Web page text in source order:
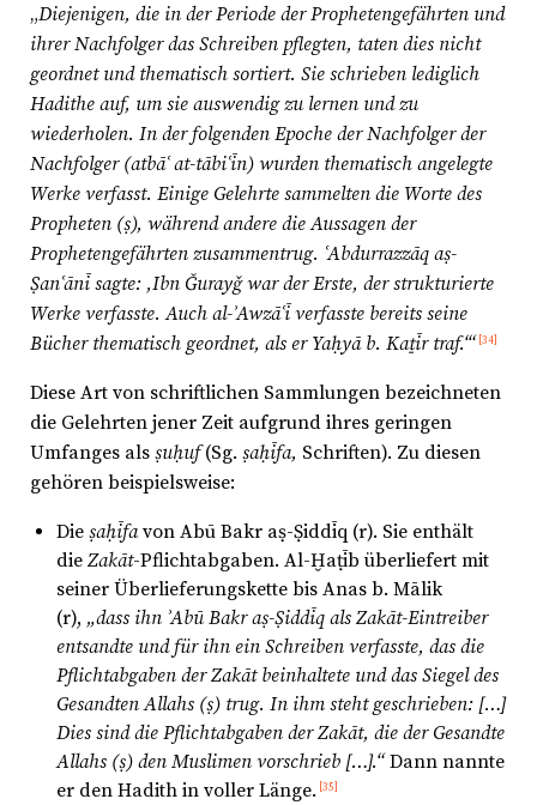
„Diejenigen, die in der Periode der Prophetengefährten und
ihrer Nachfolger das Schreiben pflegten, taten dies nicht
geordnet und thematisch sortiert. Sie schrieben lediglich
Hadithe auf, um sie auswendig zu lernen und zu
wiederholen. In der folgenden Epoche der Nachfolger der
Nachfolger (atbāʿ at-tābiʿīn) wurden thematisch angelegte
Werke verfasst. Einige Gelehrte sammelten die Worte des
Propheten (ṣ), während andere die Aussagen der
Prophetengefährten zusammentrug. ʿAbdurrazzāq aṣ-
Ṣanʿānī sagte: ‚Ibn Ǧurayǧ war der Erste, der strukturierte
Werke verfasste. Auch al-ʾAwzāʿī verfasste bereits seine
Bücher thematisch geordnet, als er Yaḥyā b. Kaṯīr traf.‘“ [34]
Diese Art von schriftlichen Sammlungen bezeichneten
die Gelehrten jener Zeit aufgrund ihres geringen
Umfanges als ṣuḥuf(Sg. ṣaḥīfa, Schriften). Zu diesen
gehören beispielsweise:
Die ṣaḥīfavon Abū Bakr aṣ-Ṣiddīq (r). Sie enthält
die Zakāt-Pflichtabgaben. Al-Ḫaṭīb überliefert mit
seiner Überlieferungskette bis Anas b. Mālik
(r), „dass ihn ʾAbū Bakr aṣ-Ṣiddīq als Zakāt-Eintreiber
entsandte und für ihn ein Schreiben verfasste, das die
Pflichtabgaben der Zakāt beinhaltete und das Siegel des
Gesandten Allahs (ṣ) trug. In ihm steht geschrieben: […]
Dies sind die Pflichtabgaben der Zakāt, die der Gesandte
Allahs (ṣ) den Muslimen vorschrieb […].“Dann nannte
er den Hadith in voller Länge. [35]